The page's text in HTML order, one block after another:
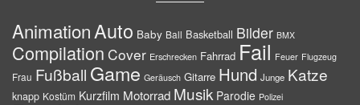
AnimationAuto Baby Ball Basketball Bilder BMX
Compilation Cover Erschrecken Fahrrad Fail Feuer Flugzeug
Frau Fußball Game Geräusch Gitarre Hund Junge Katze
knapp Kostüm Kurzfilm Motorrad Musik Parodie Polizei